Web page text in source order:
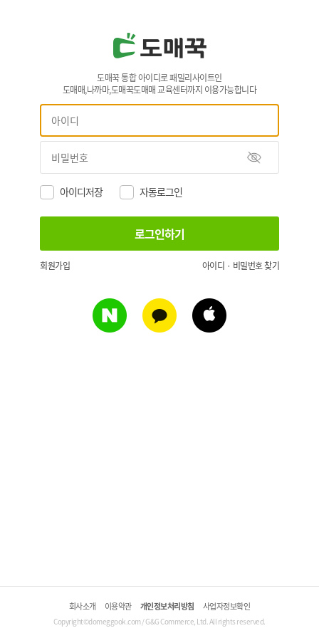
도매꾹 통합 아이디로 패밀리사이트인
도매매,나까마,도매꾹도매매 교육센터까지 이용가능합니다
아이디저장 자동로그인
회원가입 아이디 · 비밀번호 찾기
회사소개 이용약관 개인정보처리방침 사업자정보확인
Copyright©domeggook.com / G&G Commerce, Ltd. All rights reserved.